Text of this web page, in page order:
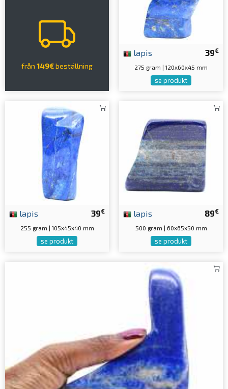
från 149€beställning
39€
lapis
275 gram | 120x60x45 mm
se produkt
39€
lapis
255 gram | 105x45x40 mm
se produkt
89€
lapis
500 gram | 60x65x50 mm
se produkt